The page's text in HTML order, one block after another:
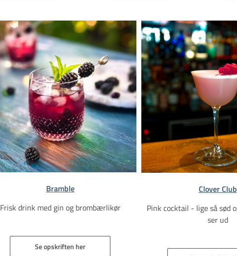
Bramble
Frisk drink med gin og brombærlikør
Se opskriften her
Clover Club
Pink cocktail - lige så sød
ser ud